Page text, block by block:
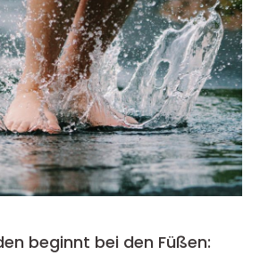
beginnt bei den Füßen: